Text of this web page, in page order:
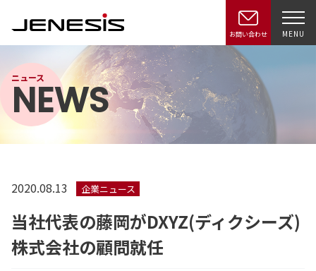
お問い合わせ MENU
ニュース
NEWS
2020.08.13 企業ニュース
当社代表の藤岡がDXYZ(ディクシーズ)
株式会社の顧問就任